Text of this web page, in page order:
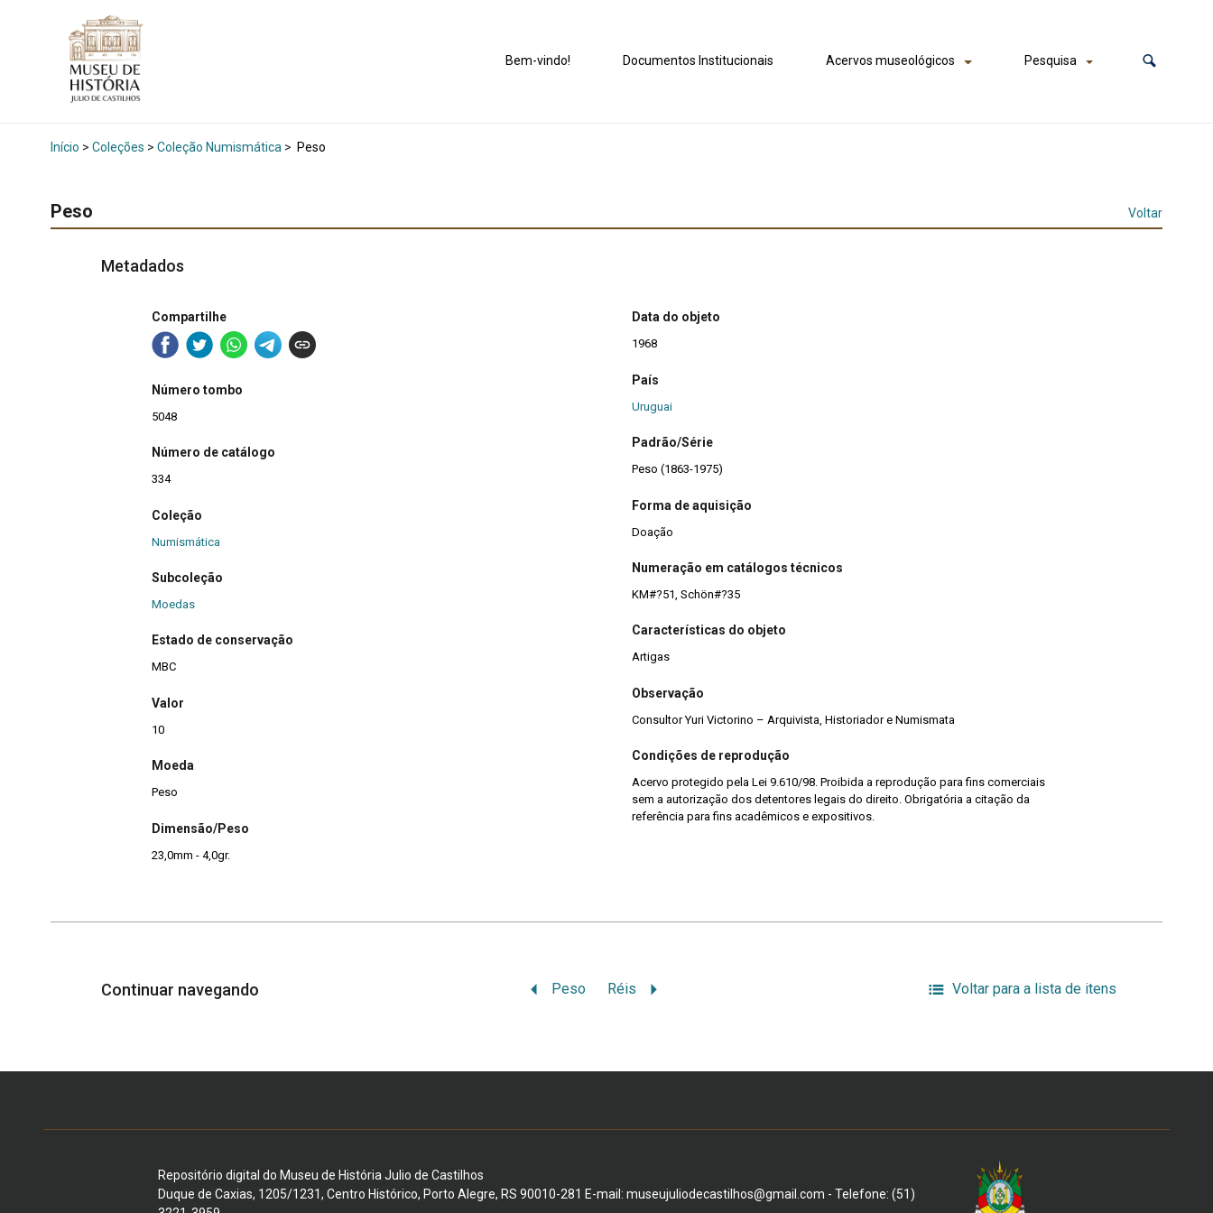
Bem-vindo! Documentos Institucionais Acervos museológicos Pesquisa
Início > Coleções > Coleção Numismática > Peso
Peso Voltar
Metadados
Compartilhe
Número tombo
5048
Número de catálogo
334
Coleção
Numismática
Subcoleção
Moedas
Estado de conservação
MBC
Valor
10
Moeda
Peso
Dimensão/Peso
23,0mm - 4,0gr.
Data do objeto
1968
País
Uruguai
Padrão/Série
Peso (1863-1975)
Forma de aquisição
Doação
Numeração em catálogos técnicos
KM#?51, Schön#?35
Características do objeto
Artigas
Observação
Consultor Yuri Victorino – Arquivista, Historiador e Numismata
Condições de reprodução
Acervo protegido pela Lei 9.610/98. Proibida a reprodução para fins comerciais
sem a autorização dos detentores legais do direito. Obrigatória a citação da
referência para fins acadêmicos e expositivos.
Continuar navegando Peso Réis Voltar para a lista de itens
Repositório digital do Museu de História Julio de Castilhos
Duque de Caxias, 1205/1231, Centro Histórico, Porto Alegre, RS 90010-281 E-mail: museujuliodecastilhos@gmail.com - Telefone: (51)